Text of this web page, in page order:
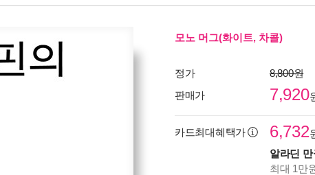
모노 머그(화이트, 차콜)
정가
8,800원
판매가
7,920
카드최대혜택가 6,732
알라딘
최대 1만